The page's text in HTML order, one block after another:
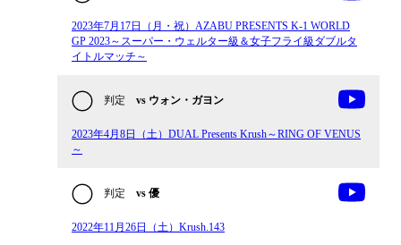
2023年7月17日（月・祝）AZABU PRESENTS K-1 WORLD
GP 2023～スーパー・ウェルター級＆女子フライ級ダブルタ
イトルマッチ～
判定 vs ウォン・ガヨン
2023年4月8日（土）DUAL Presents Krush～RING OF VENUS
～
判定 vs 優
2022年11月26日（土）Krush.143